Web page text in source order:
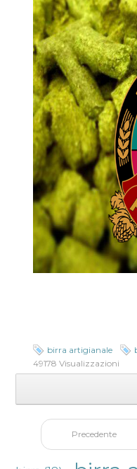
birra artigianale
49178 Visualizzazioni
Precedente